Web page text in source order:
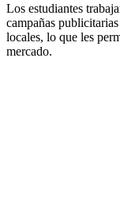
Los estudiantes
campañas
locales, lo que les
mercado.